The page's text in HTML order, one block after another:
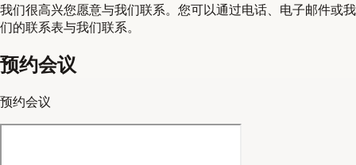
我们很高兴您愿意与我们联系。您可以通过电话、电子邮件或我
们的联系表与我们联系。
预约会议
预约会议